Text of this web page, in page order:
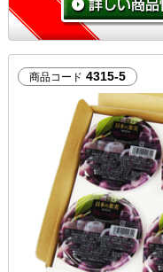
商品コード 4315-5